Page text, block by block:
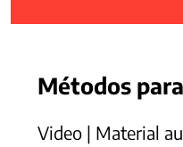
Métodos
Video | Material